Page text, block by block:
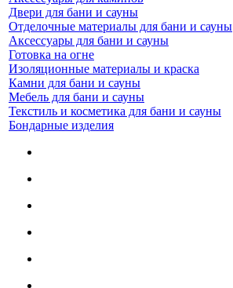
Двери для бани и сауны
Отделочные материалы для бани и сауны
Аксессуары для бани и сауны
Готовка на огне
Изоляционные материалы и краска
Камни для бани и сауны
Мебель для бани и сауны
Текстиль и косметика для бани и сауны
Бондарные изделия